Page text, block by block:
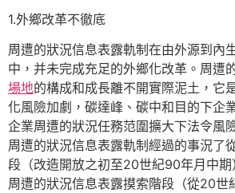
1.外鄉改革不徹底
周遭的狀況信息表露軌制在由外源到內
中，并未完成充足的外鄉化改革。周遭
場地的構成和成長離不開實際泥土，它
化風險加劇，碳達峰、碳中和目的下企
企業周遭的狀況任務范圍擴大下法令風
周遭的狀況信息表露軌制經過的事況了
段（改造開放之初至20世紀90年月中期
周遭的狀況信息表露摸索階段（從20世